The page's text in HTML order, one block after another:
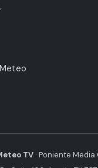
TV · Poniente Media